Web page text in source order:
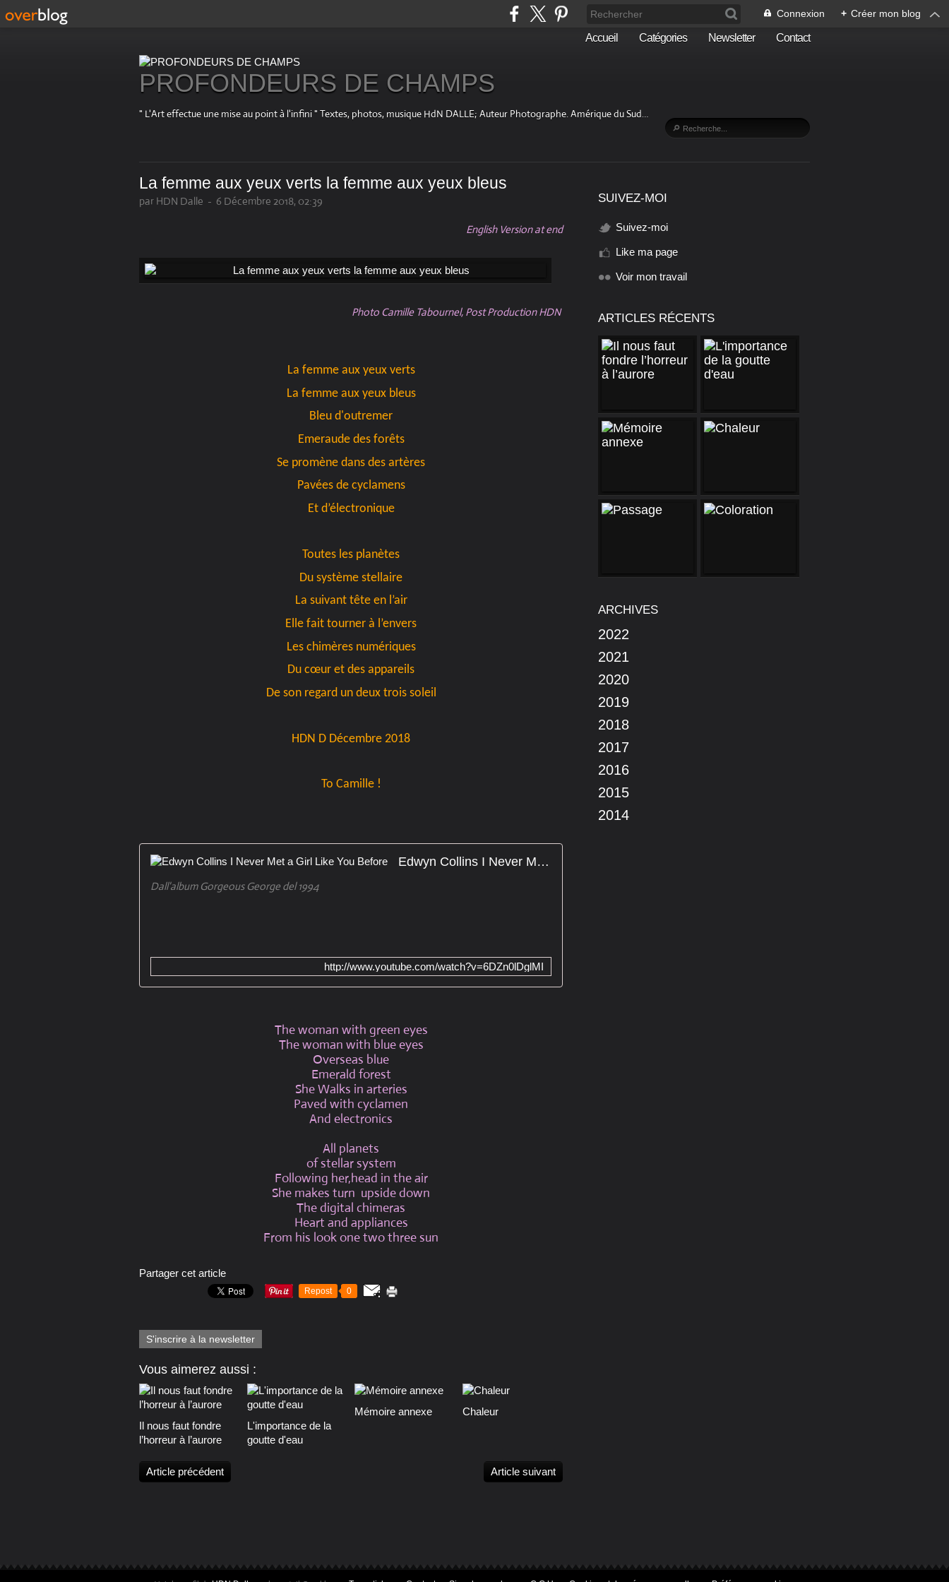
Connexion + Créer mon blog
Accueil Catégories Newsletter Contact
PROFONDEURS DE CHAMPS
" L'Art effectue une mise au point à l'infini " Textes, photos, musique HdN DALLE; Auteur Photographe. Amérique du Sud…
La femme aux yeux verts la femme aux yeux bleus
par HDN Dalle - 6 Décembre 2018, 02:39
English Version at end
Photo Camille Tabournel, Post Production HDN
La femme aux yeux verts
La femme aux yeux bleus
Bleu d'outremer
Emeraude des forêts
Se promène dans des artères
Pavées de cyclamens
Et d’électronique
Toutes les planètes
Du système stellaire
La suivant tête en l’air
Elle fait tourner à l’envers
Les chimères numériques
Du cœur et des appareils
De son regard un deux trois soleil
HDN D Décembre 2018
To Camille !
Edwyn Collins I Never Met a Girl Like You Before
Dall'album Gorgeous George del 1994
http://www.youtube.com/watch?v=6DZn0lDglMI
The woman with green eyes
The woman with blue eyes
Overseas blue
Emerald forest
She Walks in arteries
Paved with cyclamen
And electronics
All planets
of stellar system
Following her,head in the air
She makes turn upside down
The digital chimeras
Heart and appliances
From his look one two three sun
Partager cet article
Repost 0
S'inscrire à la newsletter
Vous aimerez aussi :
Il nous faut fondre
l’horreur à l’aurore
L'importance de la
goutte d'eau
Mémoire annexe Chaleur
Article précédent Article suivant
SUIVEZ-MOI
Suivez-moi
Like ma page
Voir mon travail
ARTICLES RÉCENTS
ARCHIVES
2022
2021
2020
2019
2018
2017
2016
2015
2014